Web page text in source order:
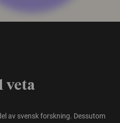
veta
av svensk forskning. Dessutom